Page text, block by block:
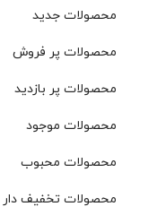
محصولات جدید
محصولات پر فروش
محصولات پر بازدید
محصولات موجود
محصولات محبوب
محصولات تخفیف دار